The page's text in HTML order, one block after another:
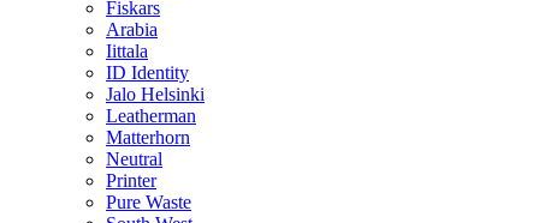
Fiskars
Arabia
Iittala
ID Identity
Jalo Helsinki
Leatherman
Matterhorn
Neutral
Printer
Pure Waste